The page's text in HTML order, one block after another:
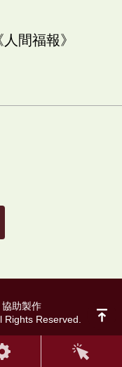
間福報》
助製作
Reserved.